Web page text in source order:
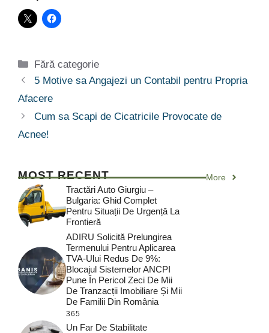
Categorii
Fără categorie
5 Motive sa Angajezi un Contabil pentru Propria
Afacere
Cum sa Scapi de Cicatricile Provocate de
Acnee!
MOST RECENT More
Tractări Auto Giurgiu –
Bulgaria: Ghid Complet
Pentru Situații De Urgență La
Frontieră
ADIRU Solicită Prelungirea
Termenului Pentru Aplicarea
TVA-Ului Redus De 9%:
Blocajul Sistemelor ANCPI
Pune În Pericol Zeci De Mii
De Tranzacții Imobiliare Și Mii
De Familii Din România
365
Un Far De Stabilitate